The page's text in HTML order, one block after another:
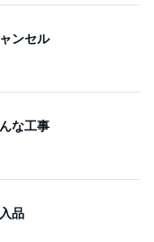
ンセル
な工事
品